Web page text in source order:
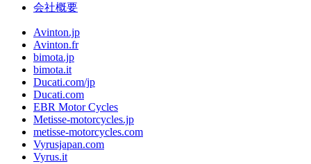
会社概要
Avinton.jp
Avinton.fr
bimota.jp
bimota.it
Ducati.com/jp
Ducati.com
EBR Motor Cycles
Metisse-motorcycles.jp
metisse-motorcycles.com
Vyrusjapan.com
Vyrus.it